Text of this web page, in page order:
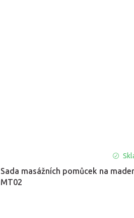
Sada masážních pomůcek na
MT02